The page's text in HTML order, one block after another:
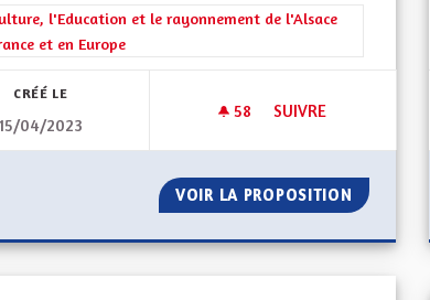
les résultats de la catégorie : La Culture, l'Education et le
l'Education et le rayonnement de l'Alsace
et en Europe
CRÉÉ LE
04/2023
58 58 ABONNÉS
SUIVRE
L'ALSACE DE
VOIR LA PROPOSITION